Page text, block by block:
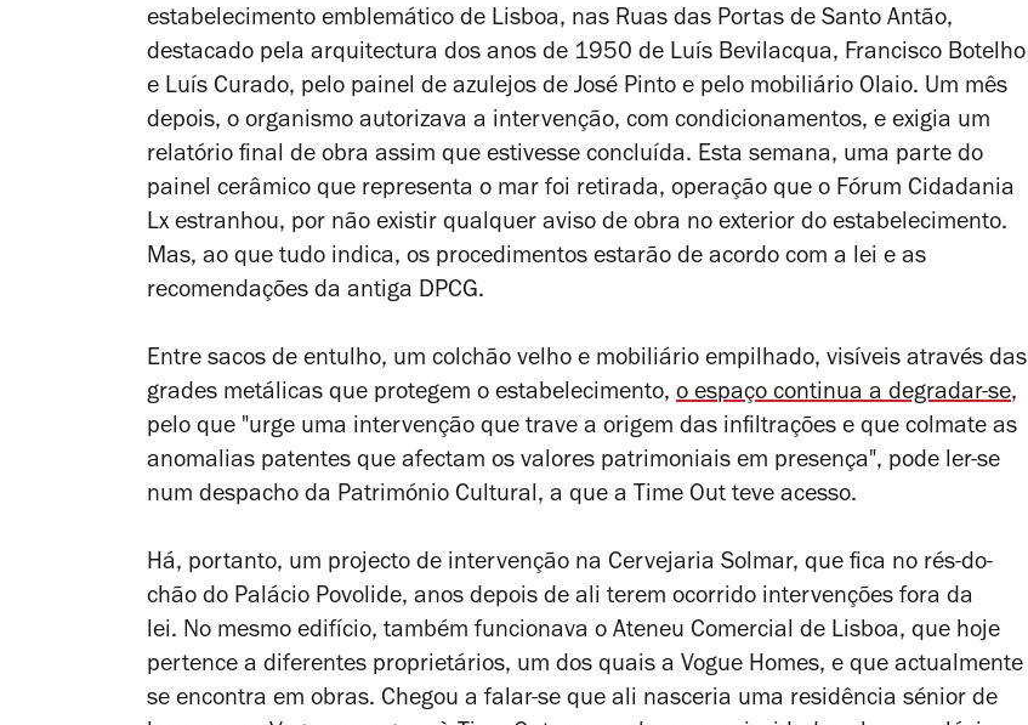
estabelecimento emblemático de Lisboa, nas Ruas das Portas de Santo Antão,
destacado pela arquitectura dos anos de 1950 de Luís Bevilacqua, Francisco Botelho
e Luís Curado, pelo painel de azulejos de José Pinto e pelo mobiliário Olaio. Um mês
depois, o organismo autorizava a intervenção, com condicionamentos, e exigia um
relatório final de obra assim que estivesse concluída. Esta semana, uma parte do
painel cerâmico que representa o mar foi retirada, operação que o Fórum Cidadania
Lx estranhou, por não existir qualquer aviso de obra no exterior do estabelecimento.
Mas, ao que tudo indica, os procedimentos estarão de acordo com a lei e as
recomendações da antiga DPCG.
Entre sacos de entulho, um colchão velho e mobiliário empilhado, visíveis através das
grades metálicas que protegem o estabelecimento, o espaço continua a degradar-se,
pelo que "urge uma intervenção que trave a origem das infiltrações e que colmate as
anomalias patentes que afectam os valores patrimoniais em presença", pode ler-se
num despacho da Património Cultural, a que a Time Out teve acesso.
Há, portanto, um projecto de intervenção na Cervejaria Solmar, que fica no rés-do-
chão do Palácio Povolide, anos depois de ali terem ocorrido intervenções fora da
lei. No mesmo edifício, também funcionava o Ateneu Comercial de Lisboa, que hoje
pertence a diferentes proprietários, um dos quais a Vogue Homes, e que actualmente
se encontra em obras. Chegou a falar-se que ali nasceria uma residência sénior de